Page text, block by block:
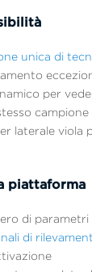
unica di
per
campione
laterale viola
piattaforma
di
di